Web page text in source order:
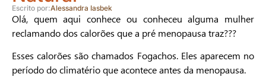
Escrito por:Alessandra Iasbek
Olá, quem aqui conhece ou conheceu alguma mulher
reclamando dos calorões que a pré menopausa traz???
Esses calorões são chamados Fogachos. Eles aparecem no
período do climatério que acontece antes da menopausa.